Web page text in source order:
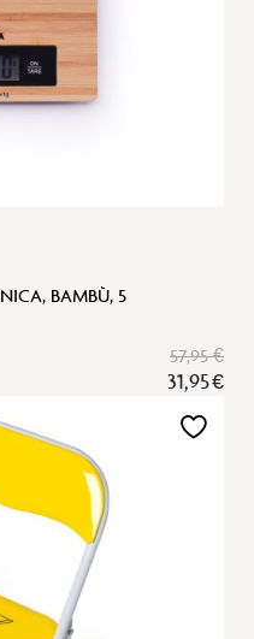
BAMBÙ, 5
57,95 €
31,95 €
Aggiungi